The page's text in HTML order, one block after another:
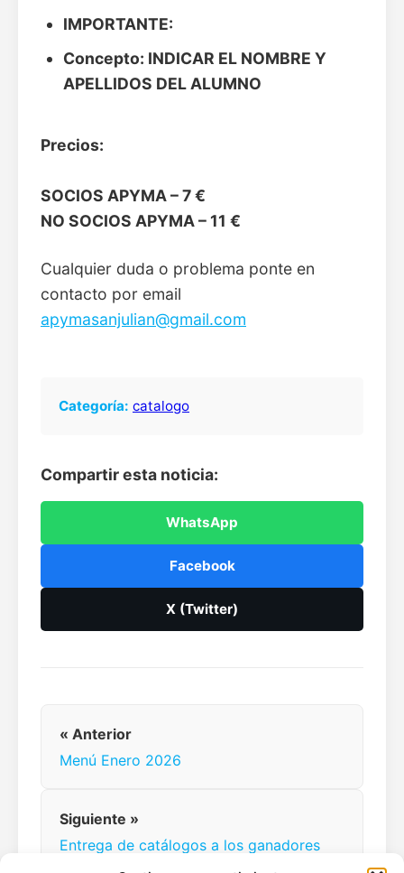
IMPORTANTE:
Concepto: INDICAR EL NOMBRE Y
APELLIDOS DEL ALUMNO
Precios:
SOCIOS APYMA – 7 €
NO SOCIOS APYMA – 11 €
Cualquier duda o problema ponte en
contacto por email
apymasanjulian@gmail.com
Categoría: catalogo
Compartir esta noticia:
WhatsApp
Facebook
X (Twitter)
« Anterior
Menú Enero 2026
Siguiente »
Entrega de catálogos a los ganadores